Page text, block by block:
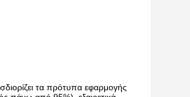
τα πρότυπα εφαρμογής